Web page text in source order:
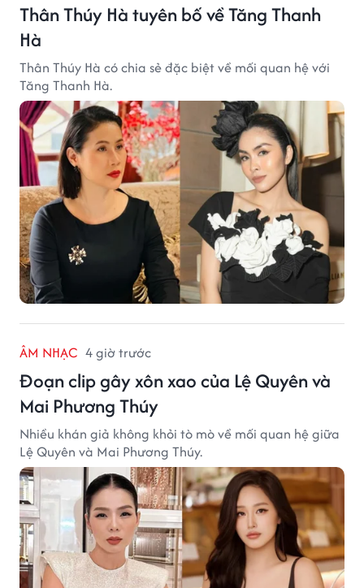
Thân Thúy Hà tuyên bố về Tăng Thanh
Hà
Thân Thúy Hà có chia sẻ đặc biệt về mối quan hệ với
Tăng Thanh Hà.
ÂM NHẠC 4 giờ trước
Đoạn clip gây xôn xao của Lệ Quyên và
Mai Phương Thúy
Nhiều khán giả không khỏi tò mò về mối quan hệ giữa
Lệ Quyên và Mai Phương Thúy.